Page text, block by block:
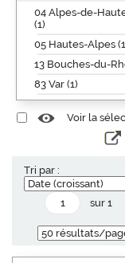
04 Alpes-de-
(1)
05 Hautes-Alpes
13 Bouches-du-
83 Var (1)
Voir la
Tri par :
sur 1